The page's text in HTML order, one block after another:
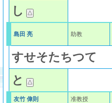
し
島田 亮 助教
すせそたちつて
と
友竹 偉則 准教授